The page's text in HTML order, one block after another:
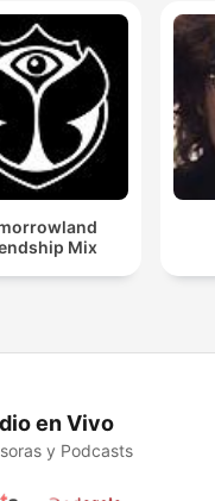
Mix
en Vivo
y Podcasts